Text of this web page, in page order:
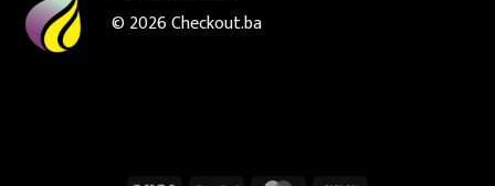
© 2026Checkout.ba